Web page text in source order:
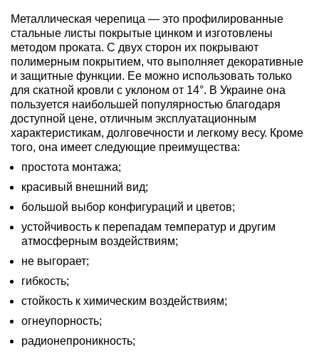
Металлическая черепица — это профилированные
стальные листы покрытые цинком и изготовлены
методом проката. С двух сторон их покрывают
полимерным покрытием, что выполняет декоративные
и защитные функции. Ее можно использовать только
для скатной кровли с уклоном от 14°. В Украине она
пользуется наибольшей популярностью благодаря
доступной цене, отличным эксплуатационным
характеристикам, долговечности и легкому весу. Кроме
того, она имеет следующие преимущества:
простота монтажа;
красивый внешний вид;
большой выбор конфигураций и цветов;
устойчивость к перепадам температур и другим
атмосферным воздействиям;
не выгорает;
гибкость;
стойкость к химическим воздействиям;
огнеупорность;
радионепроникность;